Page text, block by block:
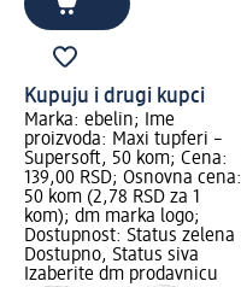
Kupuju i drugi kupci
Marka: ebelin; Ime
proizvoda: Maxi tupferi –
Supersoft, 50 kom; Cena:
139,00 RSD; Osnovna cena:
50 kom (2,78 RSD za 1
kom); dm marka logo;
Dostupnost: Status zelena
Dostupno, Status siva
Izaberite dm prodavnicu